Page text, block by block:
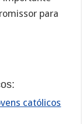
para
católicos